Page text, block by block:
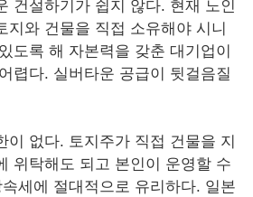
건설하기가 쉽지 않다. 현재 노인
지와 건물을 직접 소유해야 시니
도록 해 자본력을 갖춘 대기업이
렵다. 실버타운 공급이 뒷걸음질
이 없다. 토지주가 직접 건물을 지
위탁해도 되고 본인이 운영할 수
세에 절대적으로 유리하다. 일본